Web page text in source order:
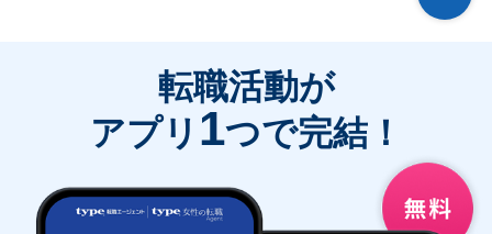
転職活動が
アプリ 1つで完結！